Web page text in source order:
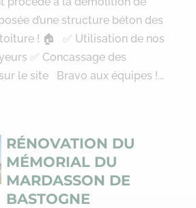
d’une structure béton des
! 🏠 ✅ Utilisation de nos
✅ Concassage des
le site Bravo aux équipes !...
RÉNOVATION DU
MÉMORIAL DU
MARDASSON DE
BASTOGNE